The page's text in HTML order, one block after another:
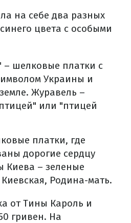
на себе два разных
цвета с особыми
– шелковые платки с
Украины и
Журавель –
или "птицей
платки, где
дорогие сердцу
Киева – зеленые
Родина-мать.
от Тины Кароль и
гривен. На